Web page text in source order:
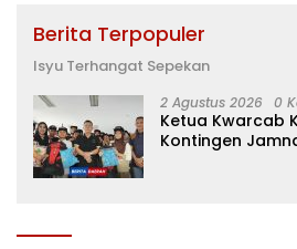
Berita Terpopuler
Isyu Terhangat Sepekan
2 Agustus 2026 0
Ketua Kwarcab
Kontingen